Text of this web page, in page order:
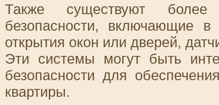
Также существуют более
безопасности, включающие в
открытия окон или дверей,
Эти системы могут быть
безопасности для
квартиры.